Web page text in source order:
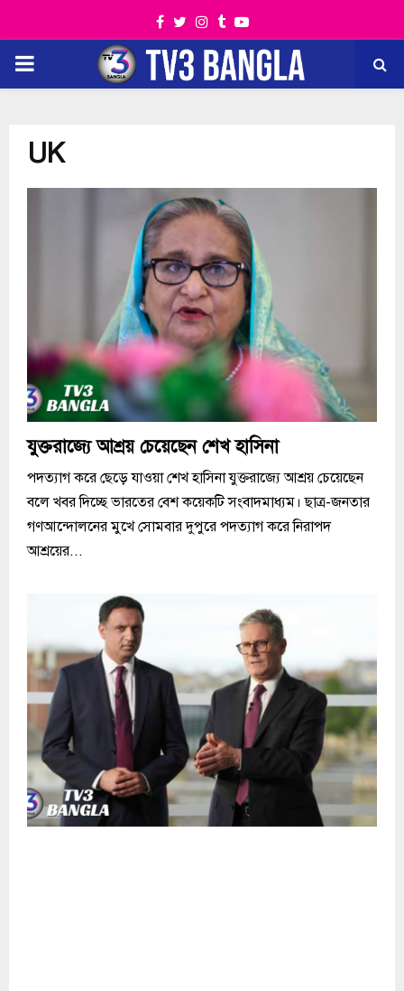
Facebook
TwitterInstagram
TumblrYoutube
PRIMARY
UK
যুক্তরাজ্যে আশ্রয় চেয়েছেন শেখ হাসিনা
পদত্যাগ করে ছেড়ে যাওয়া শেখ হাসিনা যুক্তরাজ্যে আশ্রয় চেয়েছেন
বলে খবর দিচ্ছে ভারতের বেশ কয়েকটি সংবাদমাধ্যম। ছাত্র-জনতার
গণআন্দোলনের মুখে সোমবার দুপুরে পদত্যাগ করে নিরাপদ
আশ্রয়ের...